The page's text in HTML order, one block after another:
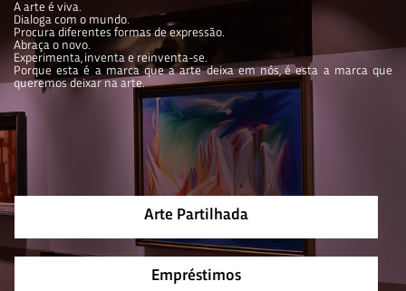
A arte é viva.
Dialoga com o mundo.
Procura diferentes formas de expressão.
Abraça o novo.
Experimenta, inventa e reinventa-se.
Porque esta é a marca que a arte deixa em nós, é esta a marca que
queremos deixar na arte.
Arte Partilhada
Empréstimos